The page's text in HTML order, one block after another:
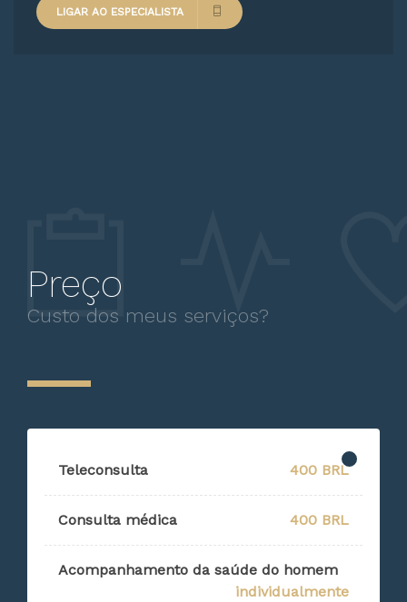
LIGAR AO ESPECIALISTA
Preço
Custo dos meus serviços?
Teleconsulta 400 BRL
Consulta médica 400 BRL
Acompanhamento da saúde do homem
individualmente